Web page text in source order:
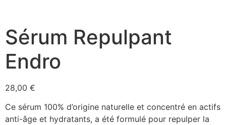
Sérum Repulpant
Endro
28,00 €
Ce sérum 100% d’origine naturelle et concentré en actifs
anti-âge et hydratants, a été formulé pour repulper la